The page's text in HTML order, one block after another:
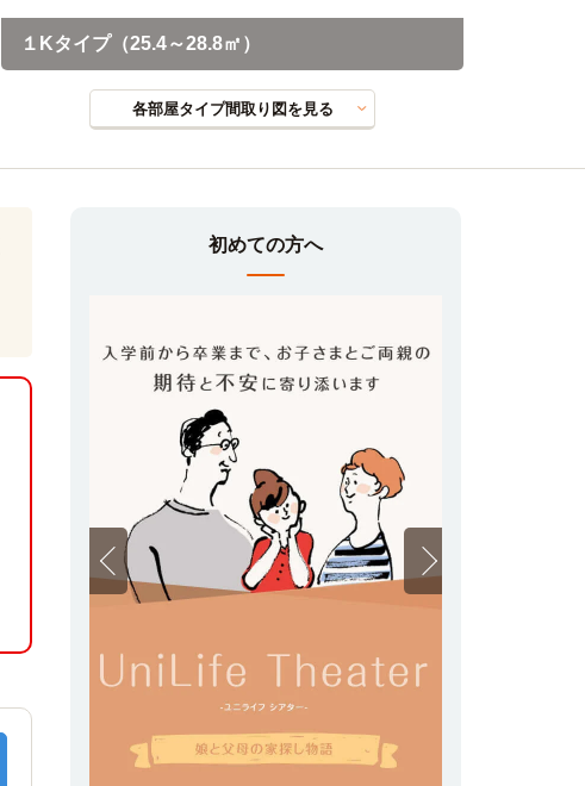
１Kタイプ（25.4～28.8㎡）
各部屋タイプ間取り図を見る
初めての方へ